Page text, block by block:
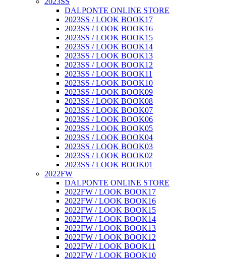
DALPONTE ONLINE STORE
2023SS / LOOK BOOK17
2023SS / LOOK BOOK16
2023SS / LOOK BOOK15
2023SS / LOOK BOOK14
2023SS / LOOK BOOK13
2023SS / LOOK BOOK12
2023SS / LOOK BOOK11
2023SS / LOOK BOOK10
2023SS / LOOK BOOK09
2023SS / LOOK BOOK08
2023SS / LOOK BOOK07
2023SS / LOOK BOOK06
2023SS / LOOK BOOK05
2023SS / LOOK BOOK04
2023SS / LOOK BOOK03
2023SS / LOOK BOOK02
2023SS / LOOK BOOK01
2022FW
DALPONTE ONLINE STORE
2022FW / LOOK BOOK17
2022FW / LOOK BOOK16
2022FW / LOOK BOOK15
2022FW / LOOK BOOK14
2022FW / LOOK BOOK13
2022FW / LOOK BOOK12
2022FW / LOOK BOOK11
2022FW / LOOK BOOK10